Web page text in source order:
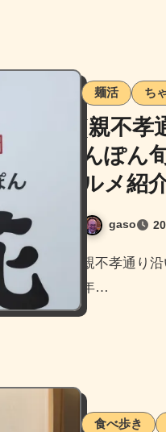
麺活 ち
[親不孝
んぽん
ルメ紹
gaso
親不孝通り沿いで以前やっぱりステーキがあった場所に2026
年…
食べ歩き